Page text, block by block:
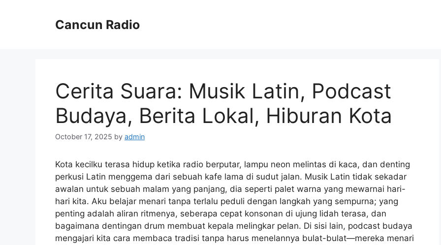
Cancun Radio
Cerita Suara: Musik Latin, Podcast
Budaya, Berita Lokal, Hiburan Kota
October 17, 2025 by admin
Kota kecilku terasa hidup ketika radio berputar, lampu neon melintas di kaca, dan denting
perkusi Latin menggema dari sebuah kafe lama di sudut jalan. Musik Latin tidak sekadar
awalan untuk sebuah malam yang panjang, dia seperti palet warna yang mewarnai hari-
hari kita. Aku belajar menari tanpa terlalu peduli dengan langkah yang sempurna; yang
penting adalah aliran ritmenya, seberapa cepat konsonan di ujung lidah terasa, dan
bagaimana dentingan drum membuat kepala melingkar pelan. Di sisi lain, podcast budaya
mengajari kita cara membaca tradisi tanpa harus menelannya bulat-bulat—mereka menari